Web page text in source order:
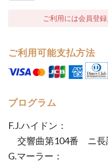
ご利用には会員登
ご利用可能支払方法
プログラム
F.J.ハイドン：
交響曲第104番 ニ
G.マーラー：